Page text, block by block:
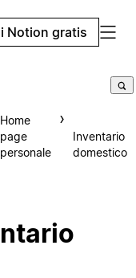
Notion gratis
Home
page
personale
Inventario
domestico